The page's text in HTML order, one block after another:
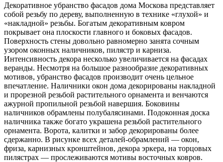
Декоративное убранство фасадов дома Москова представляет
собой резьбу по дереву, выполненную в технике «глухой» и
«накладной» резьбы. Богатым декоративным ковром
покрывает она плоскости главного и боковых фасадов.
Поверхность стены довольно равномерно занята сочным
узором оконных наличников, пилястр и карниза.
Интенсивность декора несколько увеличивается на фасадах
веранды. Несмотря на большое разнообразие декоративных
мотивов, убранство фасадов производит очень цельное
впечатление. Наличники окон дома декорированы накладной
и прорезной резьбой растительного орнамента и венчаются
ажурной пропильной резьбой навершия. Боковины
наличников обрамлены полубалясинами. Подоконная доска
наличника также богато украшена резьбой растительного
орнамента. Ворота, калитки и забор декорированы более
сдержанно. В рисунке всех деталей-обрамлений — окон,
фриза, карнизных кронштейнов, декора эркера, на торцовых
пилястрах — прослеживаются мотивы восточных ковров.